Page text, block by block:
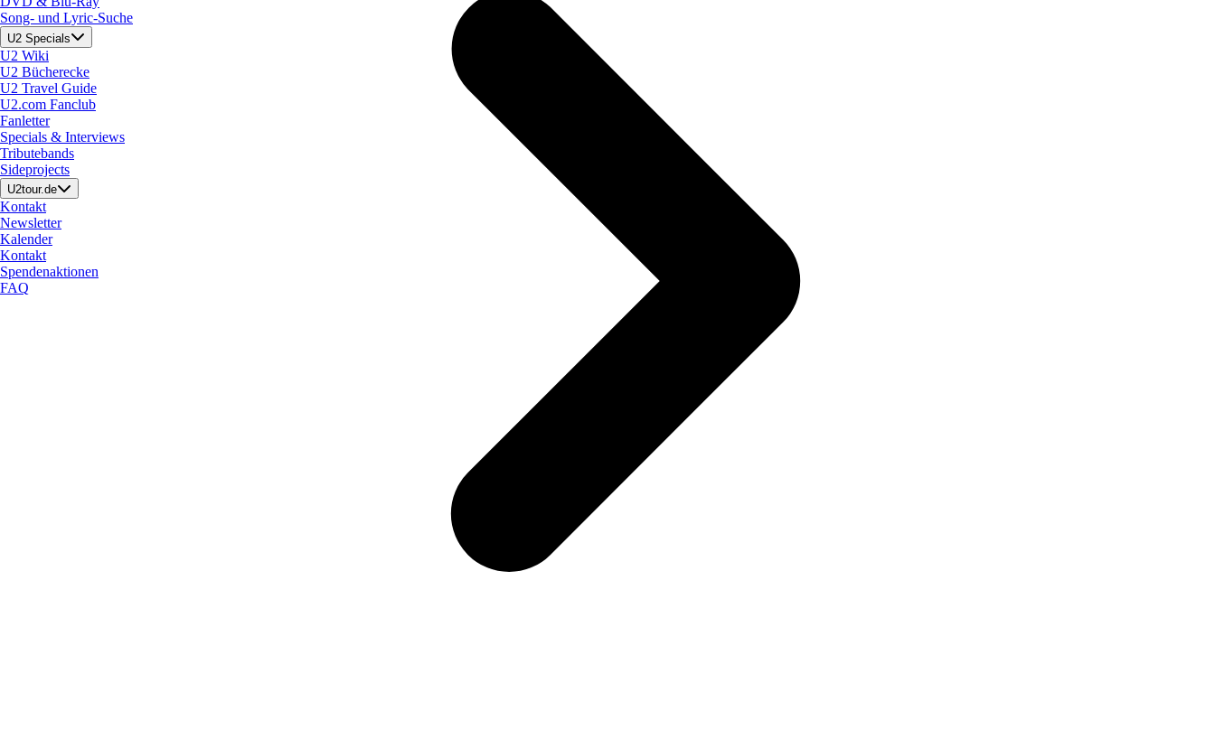
Song- und Lyric-Suche
U2 Specials
U2 Wiki
U2 Bücherecke
U2 Travel Guide
U2.com Fanclub
Fanletter
Specials & Interviews
Tributebands
Sideprojects
U2tour.de
Kontakt
Newsletter
Kalender
Kontakt
Spendenaktionen
FAQ